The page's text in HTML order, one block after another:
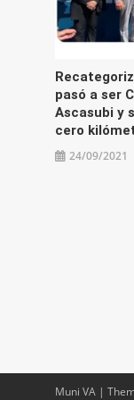
pasó a ser
Ascasubi y
cero
24/09/2021
Muni VA |